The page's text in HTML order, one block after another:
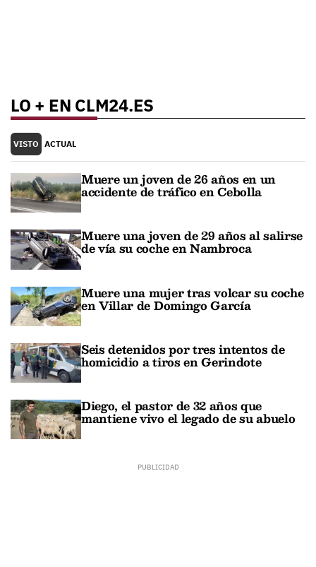
LO + EN CLM24.ES
VISTO ACTUAL
Muere un joven de 26 años en un
accidente de tráfico en Cebolla
Muere una joven de 29 años al salirse
de vía su coche en Nambroca
Muere una mujer tras volcar su coche
en Villar de Domingo García
Seis detenidos por tres intentos de
homicidio a tiros en Gerindote
Diego, el pastor de 32 años que
mantiene vivo el legado de su abuelo